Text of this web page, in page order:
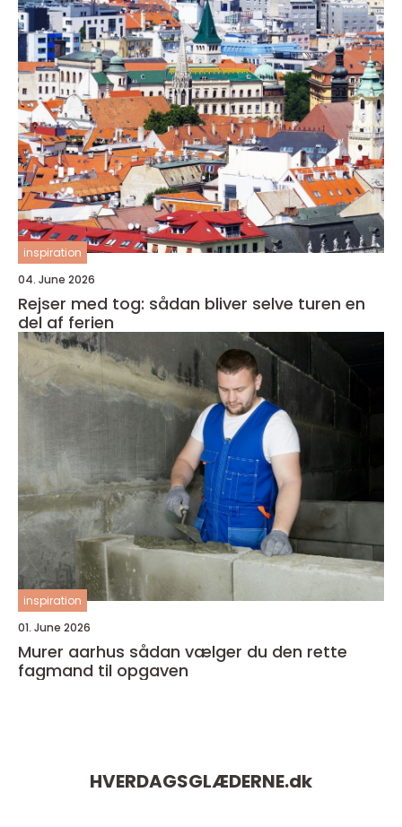
inspiration
04. June 2026
Rejser med tog: sådan bliver selve turen en
del af ferien
inspiration
01. June 2026
Murer aarhus sådan vælger du den rette
fagmand til opgaven
HVERDAGSGLÆDERNE.dk